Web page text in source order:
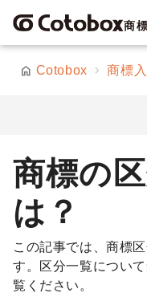
商
Cotobox 商標
商標の
は？
この記事では、商標
す。区分一覧につい
覧ください。